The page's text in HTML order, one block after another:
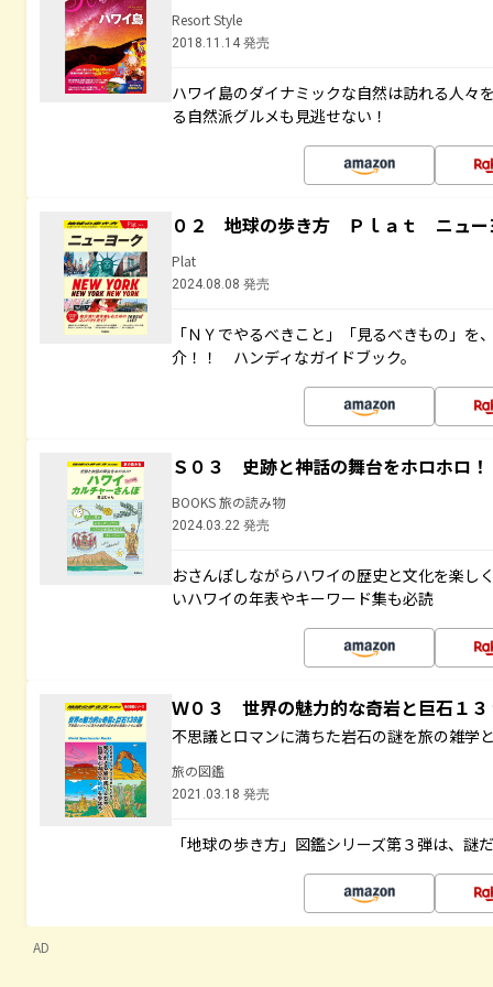
Resort Style
2018.11.14 発売
ハワイ島のダイナミックな自然は訪れる人々
る自然派グルメも見逃せない！
０２ 地球の歩き方 Ｐｌａｔ ニュー
Plat
2024.08.08 発売
「ＮＹでやるべきこと」「見るべきもの」
介！！ ハンディなガイドブック。
Ｓ０３ 史跡と神話の舞台をホロホロ
BOOKS 旅の読み物
2024.03.22 発売
おさんぽしながらハワイの歴史と文化を楽し
いハワイの年表やキーワード集も必読
Ｗ０３ 世界の魅力的な奇岩と巨石１
不思議とロマンに満ちた岩石の謎を旅の雑学
旅の図鑑
2021.03.18 発売
「地球の歩き方」図鑑シリーズ第３弾は、謎
AD